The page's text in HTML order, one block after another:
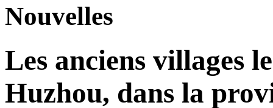
Nouvelles
Les anciens villages
Huzhou, dans la